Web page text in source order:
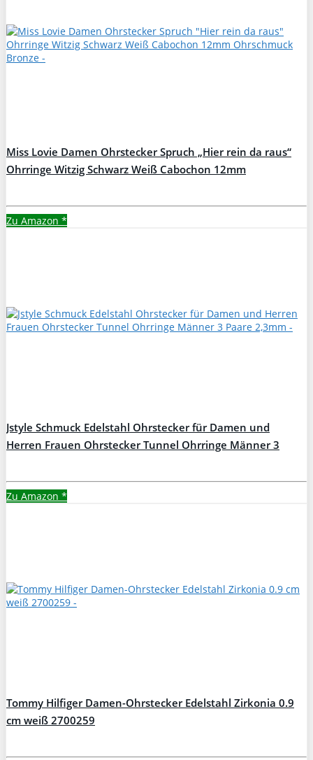
Miss Lovie Damen Ohrstecker Spruch „Hier rein da raus“
Ohrringe Witzig Schwarz Weiß Cabochon 12mm
Zu Amazon *
Jstyle Schmuck Edelstahl Ohrstecker für Damen und
Herren Frauen Ohrstecker Tunnel Ohrringe Männer 3
Zu Amazon *
Tommy Hilfiger Damen-Ohrstecker Edelstahl Zirkonia 0.9
cm weiß 2700259